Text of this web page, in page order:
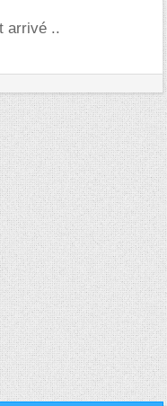
arrivé ..